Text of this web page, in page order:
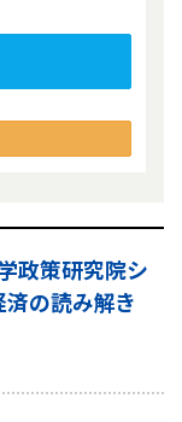
政策研究院シ
の読み解き